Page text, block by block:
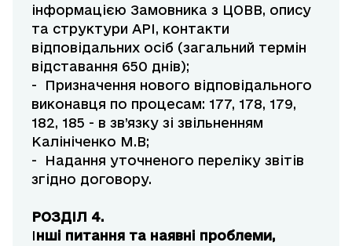
інформацією Замовника з ЦОВВ, опису
та структури АРІ, контакти
відповідальних осіб (загальний термін
відставання 650 днів);
- Призначення нового відповідального
виконавця по процесам: 177, 178, 179,
182, 185 - в зв’язку зі звільненням
Калініченко М.В;
- Надання уточненого переліку звітів
згідно договору.
РОЗДІЛ 4.
Інші питання та наявні проблеми,